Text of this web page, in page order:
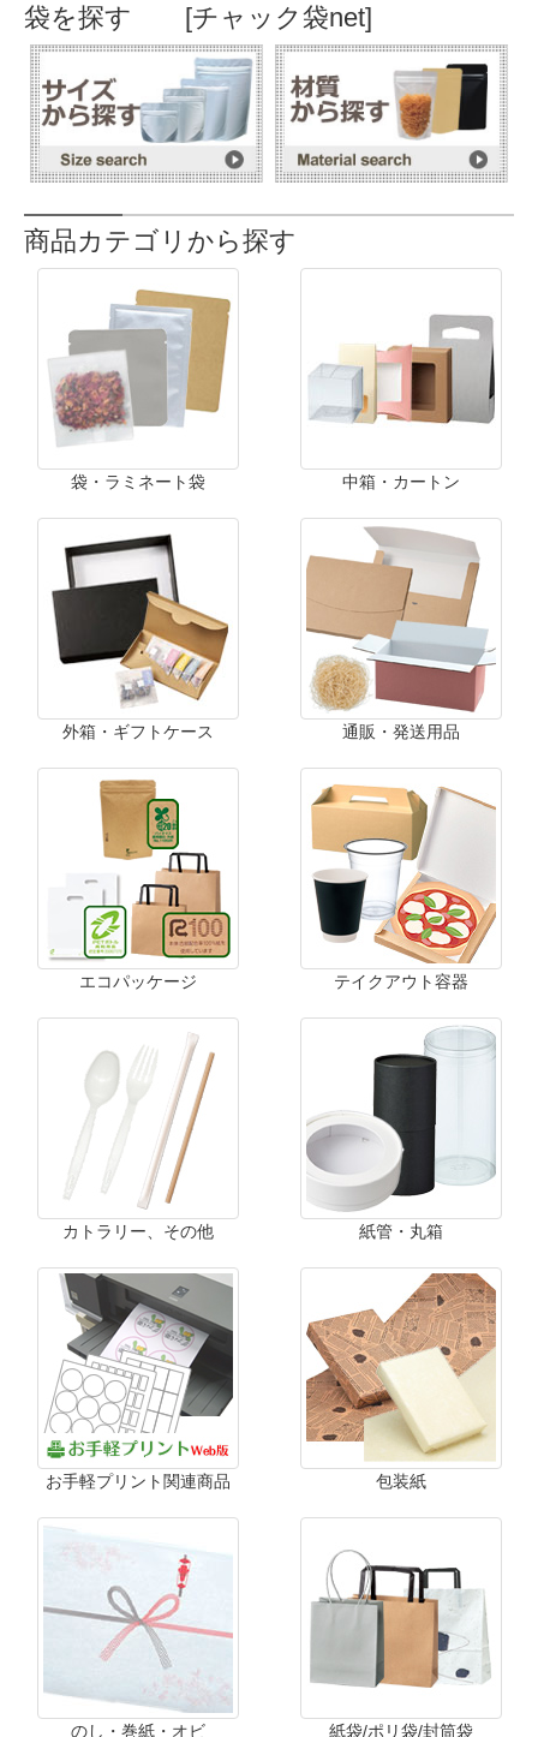
袋を探す [チャック袋net]
商品カテゴリから探す
袋・ラミネート袋 中箱・カートン
外箱・ギフトケース 通販・発送用品
エコパッケージ テイクアウト容器
カトラリー、その他 紙管・丸箱
お手軽プリント関連商品 包装紙
のし・巻紙・オビ 紙袋/ポリ袋/封筒袋